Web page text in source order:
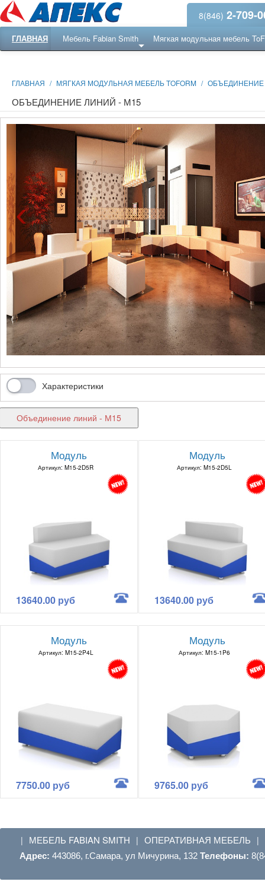
8(846) 2-709-
ГЛАВНАЯ Мебель Fabian Smith Мягкая модульная мебель
ГЛАВНАЯ / МЯГКАЯ МОДУЛЬНАЯ МЕБЕЛЬ TOFORM / ОБЪЕДИНЕНИЕ
ОБЪЕДИНЕНИЕ ЛИНИЙ - М15
‹
Характеристики
Объединение линий - М15
Модуль
Артикул: M15-2D5R
13640.00 руб
Модуль
Артикул: M15-2D5L
13640.00 руб
Модуль
Артикул: M15-2P4L
7750.00 руб
Модуль
Артикул: M15-1P6
9765.00 руб
| МЕБЕЛЬ FABIAN SMITH | ОПЕРАТИВНАЯ МЕБЕЛЬ |
Адрес: 443086, г.Самара, ул Мичурина, 132 Телефоны: